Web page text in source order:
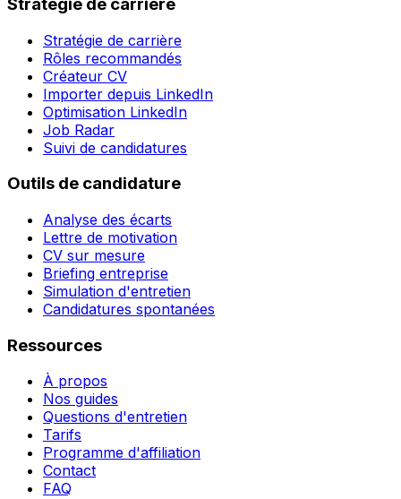
Stratégie de carrière
Rôles recommandés
Créateur CV
Importer depuis LinkedIn
Optimisation LinkedIn
Job Radar
Suivi de candidatures
Outils de candidature
Analyse des écarts
Lettre de motivation
CV sur mesure
Briefing entreprise
Simulation d'entretien
Candidatures spontanées
Ressources
À propos
Nos guides
Questions d'entretien
Tarifs
Programme d'affiliation
Contact
FAQ